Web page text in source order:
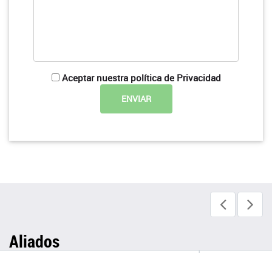
Aceptar nuestra política de Privacidad
Aliados